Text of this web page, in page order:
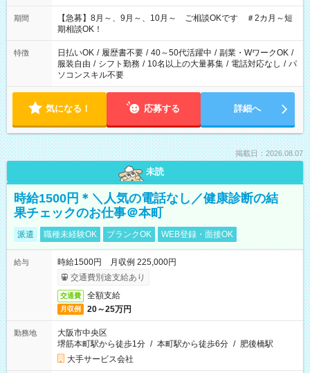
11：00～19：00 ＊12：00～19：00 ＊13：00～19：00
期間
【急募】8月～、9月～、10月～ ご相談OKです ＃2カ月～短
期相談OK！
特徴 日払いOK / 履歴書不要 / 40～50代活躍中 / 副業・WワークOK /
服装自由 / シフト勤務 / 10名以上の大量募集 / 電話対応なし / パ
ソコンスキル不要
気になる！ 応募する 詳細へ
掲載日：2026.08.07
未読
時給1500円＊＼人気の電話なし／健康診断の結
果チェックのお仕事＠本町
派遣 職種未経験OK ブランクOK WEB登録・面接OK
給与
時給1500円 月収例 225,000円
交通費別途支給あり
交通費 全額支給
月収例 20～25万円
勤務地
大阪市中央区
堺筋本町駅から徒歩1分 / 本町駅から徒歩6分 / 肥後橋駅
大手サービス会社